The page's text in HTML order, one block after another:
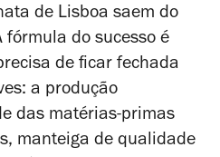
de Lisboa saem do
do sucesso é
de ficar fechada
a produção
das matérias-primas
manteiga de qualidade